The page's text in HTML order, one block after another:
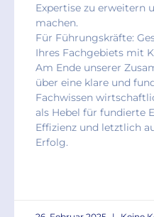
Expertise zu erweitern
machen.
Für Führungskräfte:
Ihres Fachgebiets mit
Am Ende unserer
über eine klare und
Fachwissen
als Hebel für fundierte
Effizienz und letztlich
Erfolg.